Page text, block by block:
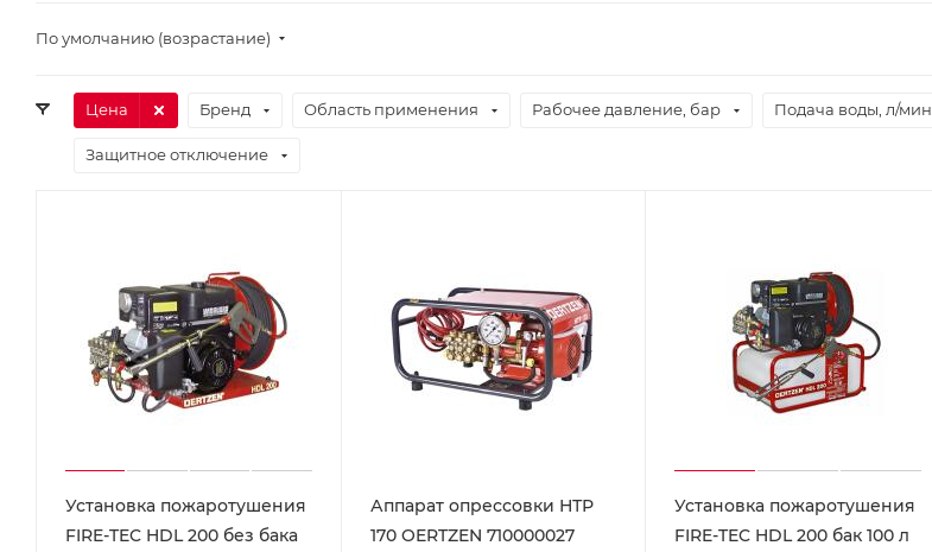
По умолчанию (возрастание)
Цена Бренд Область применения Рабочее давление, бар Подача воды, л/мин
Защитное отключение
Установка пожаротушения
FIRE-TEC HDL 200 без бака
Аппарат опрессовки НТР
170 OERTZEN 710000027
Установка пожаротушения
FIRE-TEC HDL 200 бак 100 л